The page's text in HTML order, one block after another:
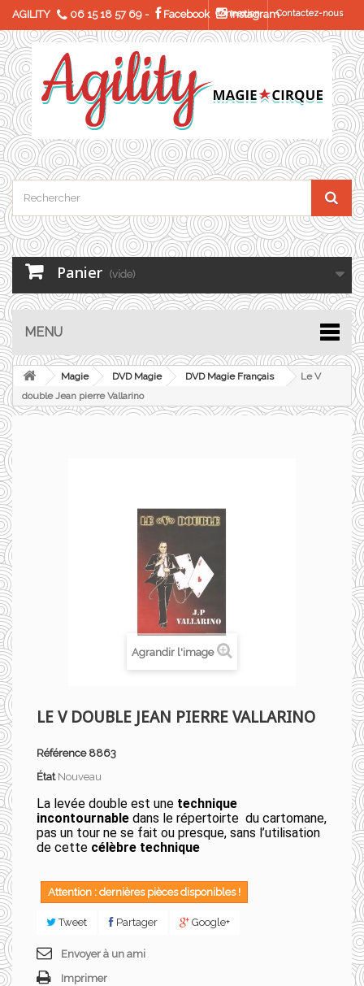
AGILITY 06 15 18 57 69 - Facebook InstagramContactez-nous
Connexion
Panier (vide)
MENU
Magie DVD Magie DVD Magie Français
Le V
double Jean pierre Vallarino
Agrandir l'image
LE V DOUBLE JEAN PIERRE VALLARINO
Référence 8863
État Nouveau
La levée double est une technique
incontournable dans le répertoirte du cartomane,
pas un tour ne se fait ou presque, sans l’utilisation
de cette célèbre technique
Attention : dernières pièces disponibles !
Tweet Partager Google+
Envoyer à un ami
Imprimer